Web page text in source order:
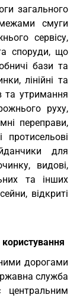
загального
смуги
сервісу,
споруди, що
бази та
лінійні та
та утримання
руху,
переправи,
протисельові
для
видові,
та інших
відкриті
дорогами
служба
центральним